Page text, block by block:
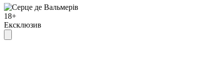
18+
Ексклюзив